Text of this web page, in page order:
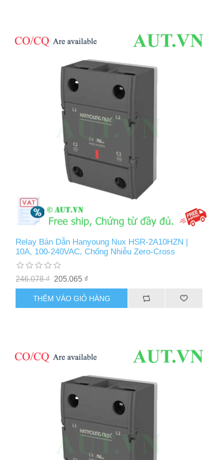
Relay Bán Dẫn Hanyoung Nux HSR-2A10HZN |
10A, 100-240VAC, Chống Nhiễu Zero-Cross
246.078 ₫ 205.065 ₫
THÊM VÀO GIỎ HÀNG